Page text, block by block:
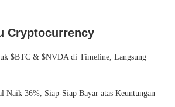
Cryptocurrency
$BTC & $NVDA di Timeline, Langsung
Naik 36%, Siap-Siap Bayar atas Keuntungan